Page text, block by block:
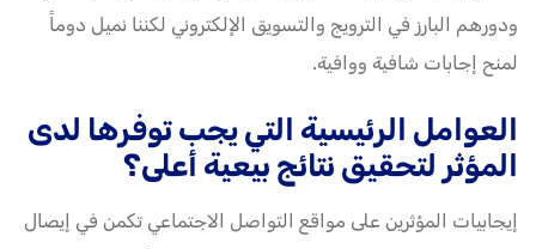
ودورهم البارز في الترويج والتسويق الإلكتروني لكننا نميل دوماً
لمنح إجابات شافية ووافية.
العوامل الرئيسية التي يجب توفرها لدى
المؤثر لتحقيق نتائج بيعية أعلى؟
إيجابيات المؤثرين على مواقع التواصل الاجتماعي تكمن في إيصال